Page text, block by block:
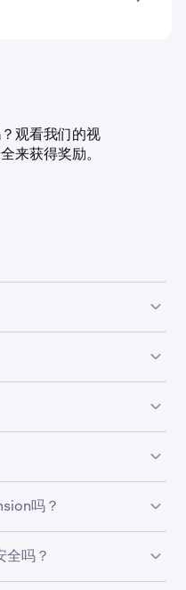
观看我们的视
来获得奖励。
有者无需出售代币即可获
算机为基础的规则管理的
与到网络活动中。
贡献奖励，而不诚实的质
名为“罚没”的流程失去其
押？》 中了解有关质押的
化所做的贡献。
证明（PoW）的加密货
的选择加入的奖励，
益，包括一些无法直接质
进行质押可以帮助降低
与加密货币质押之前，还
吗？
押涉及锁定期。请查看我
哪些方案可供选择。
吗？